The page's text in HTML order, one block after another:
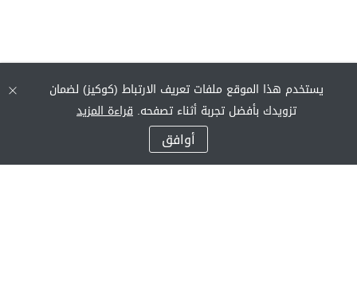
يستخدم هذا الموقع ملفات تعريف الارتباط (كوكيز) لضمان
تزويدك بأفضل تجربة أثناء تصفحه. قراءة المزيد
أوافق